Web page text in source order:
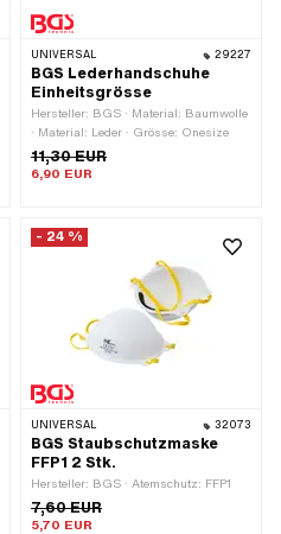
UNIVERSAL 29227
BGS Lederhandschuhe
Einheitsgrösse
Hersteller: BGS · Material: Baumwolle
· Material: Leder · Grösse: Onesize
11,30 EUR
6,90 EUR
- 24 %
UNIVERSAL 32073
BGS Staubschutzmaske
FFP1 2 Stk.
Hersteller: BGS · Atemschutz: FFP1
7,60 EUR
5,70 EUR